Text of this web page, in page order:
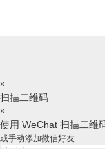
×
扫描二维码
×
使用 WeChat 扫描二维
或手动添加微信好友